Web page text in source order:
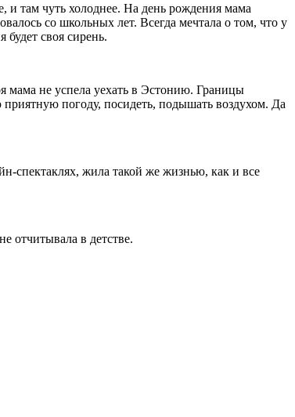
и там чуть холоднее. На день рождения мама
со школьных лет. Всегда мечтала о том, что у
своя сирень.
мама не успела уехать в Эстонию. Границы
погоду, посидеть, подышать воздухом. Да
спектаклях, жила такой же жизнью, как и все
отчитывала в детстве.